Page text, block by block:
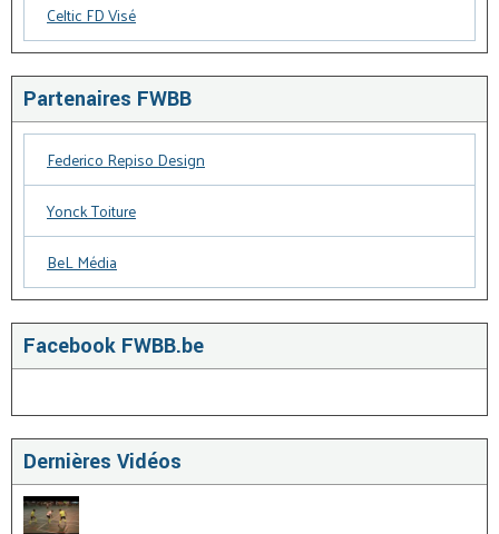
Celtic FD Visé
Partenaires FWBB
Federico Repiso Design
Yonck Toiture
BeL Média
Facebook FWBB.be
Dernières Vidéos